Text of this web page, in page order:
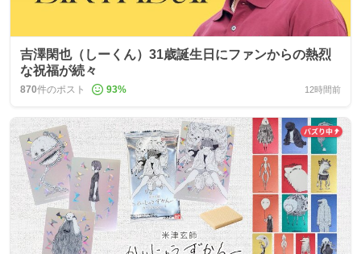
吉澤閑也（しーくん）31歳誕生日にファンからの熱烈
な祝福が続々
870件のポスト 93% 12時間前